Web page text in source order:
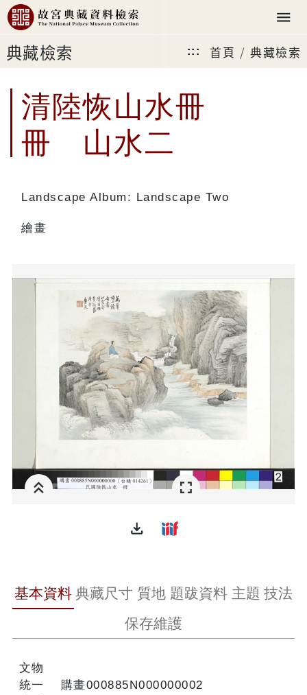
典藏檢索 ::: 首頁 典藏檢索
清陸恢山水冊
冊 山水二
Landscape Album: Landscape Two
繪畫
file_download
基本資料 典藏尺寸 質地 題跋資料 主題 技法
保存維護
文物
統一
購畫000885N000000002